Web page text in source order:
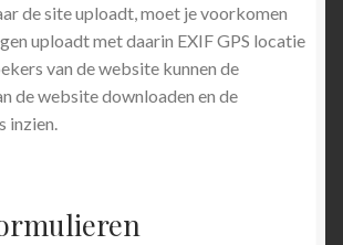
de site uploadt, moet je voorkomen
uploadt met daarin EXIF GPS locatie
van de website kunnen de
de website downloaden en de
inzien.